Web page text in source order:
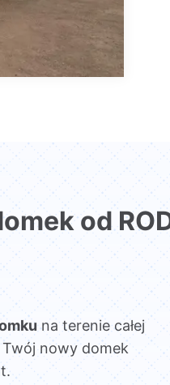
od
na terenie całej
nowy domek